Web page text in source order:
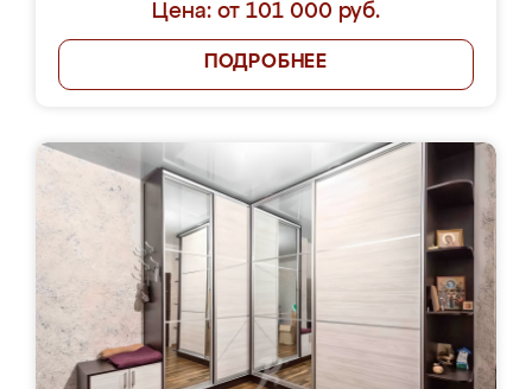
Цена: от 101 000 руб.
ПОДРОБНЕЕ